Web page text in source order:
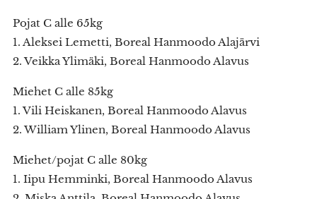
Pojat C alle 65kg
1. Aleksei Lemetti, Boreal Hanmoodo Alajärvi
2. Veikka Ylimäki, Boreal Hanmoodo Alavus
Miehet C alle 85kg
1. Vili Heiskanen, Boreal Hanmoodo Alavus
2. William Ylinen, Boreal Hanmoodo Alavus
Miehet/pojat C alle 80kg
1. Iipu Hemminki, Boreal Hanmoodo Alavus